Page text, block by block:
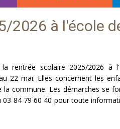
2026 à l'école
rentrée scolaire 2025/2026 à
22 mai. Elles concernent les
la commune. Les démarches se
03 84 79 60 40 pour toute